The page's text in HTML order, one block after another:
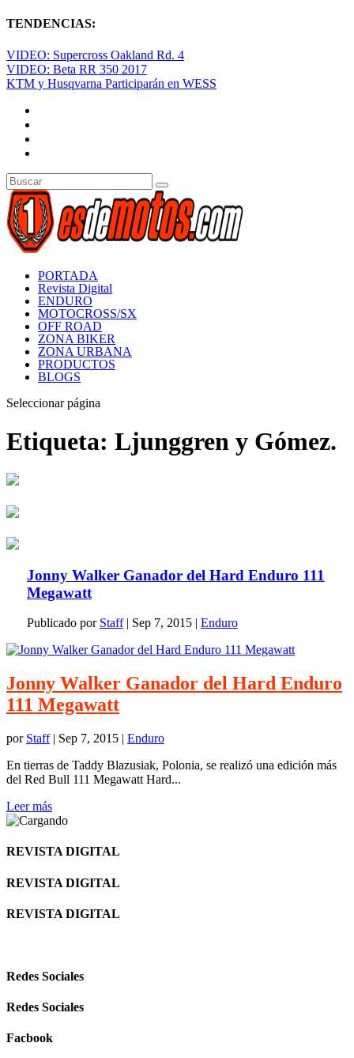
TENDENCIAS:
VIDEO: Supercross Oakland Rd. 4
VIDEO: Beta RR 350 2017
KTM y Husqvarna Participarán en WESS
PORTADA
Revista Digital
ENDURO
MOTOCROSS/SX
OFF ROAD
ZONA BIKER
ZONA URBANA
PRODUCTOS
BLOGS
Seleccionar página
Etiqueta: Ljunggren y Gómez.
Jonny Walker Ganador del Hard Enduro 111
Megawatt
Publicado por Staff| Sep 7, 2015| Enduro
Jonny Walker Ganador del Hard Enduro
111 Megawatt
por Staff| Sep 7, 2015 | Enduro
En tierras de Taddy Blazusiak, Polonia, se realizó una edición más
del Red Bull 111 Megawatt Hard...
Leer más
REVISTA DIGITAL
REVISTA DIGITAL
REVISTA DIGITAL
Redes Sociales
Redes Sociales
Facbook